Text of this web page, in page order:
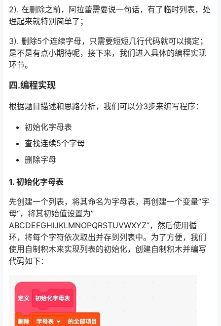
2). 在删除之前，阿拉蕾需要说一句话，有了临时列表，处
理起来就特别简单了；
3). 删除5个连续字母，只需要短短几行代码就可以搞定；
是不是有点小期待呢，接下来，我们进入具体的编程实现
环节。
四.编程实现
根据题目描述和思路分析，我们可以分3步来编写程序：
初始化字母表
查找连续5个字母
删除字母
1. 初始化字母表
先创建一个列表，将其命名为字母表，再创建一个变量”字
母“，将其初始值设置为”
ABCDEFGHIJKLMNOPQRSTUVWXYZ“，然后使用循
环，将每个字符依次取出并存到列表中。为了方便，我们
使用自制积木来实现列表的初始化，创建自制积木并编写
代码如下：